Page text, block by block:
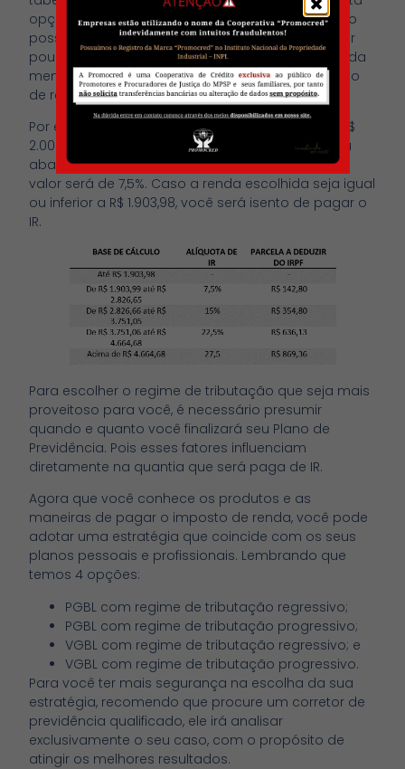
opção é mais indicada para as pessoas que não
possuem um plano a longo prazo, e/ou se estiver
poupando com a finalidade de receber uma renda
mensal no futuro que tenha a isenção do Imposto
de renda ou que permita pagar apenas 7,5%.
Por exemplo, se você planeja ter uma renda de R$
2.000,00 quando se aposentar, segunda a tabela
abaixo, a alíquota de IR que irá incidir sobre este
valor será de 7,5%. Caso a renda escolhida seja igual
ou inferior a R$ 1.903,98, você será isento de pagar o
IR.
Para escolher o regime de tributação que seja mais
proveitoso para você, é necessário presumir
quando e quanto você finalizará seu Plano de
Previdência. Pois esses fatores influenciam
diretamente na quantia que será paga de IR.
Agora que você conhece os produtos e as
maneiras de pagar o imposto de renda, você pode
adotar uma estratégia que coincide com os seus
planos pessoais e profissionais. Lembrando que
temos 4 opções:
PGBL com regime de tributação regressivo;
PGBL com regime de tributação progressivo;
VGBL com regime de tributação regressivo; e
VGBL com regime de tributação progressivo.
Para você ter mais segurança na escolha da sua
estratégia, recomendo que procure um corretor de
previdência qualificado, ele irá analisar
exclusivamente o seu caso, com o propósito de
atingir os melhores resultados.